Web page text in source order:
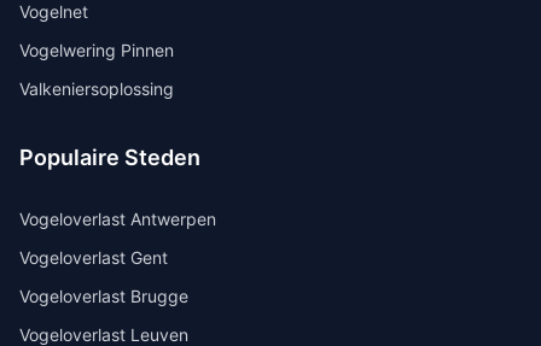
Vogelnet
Vogelwering Pinnen
Valkeniersoplossing
Populaire Steden
Vogeloverlast Antwerpen
Vogeloverlast Gent
Vogeloverlast Brugge
Vogeloverlast Leuven